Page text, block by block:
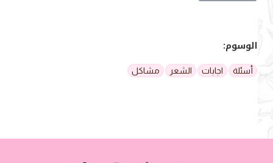
الوسوم:
أسئلة اجابات الشعر مشاكل